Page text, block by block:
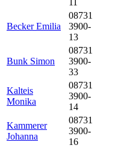
Becker Emilia
08731
3900-
13
Bunk Simon
08731
3900-
33
Kalteis
Monika
08731
3900-
14
Kammerer
Johanna
08731
3900-
16